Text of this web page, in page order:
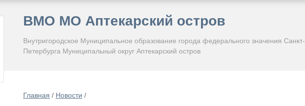
ВМО МО Аптекарский остров
Внутригородское Муниципальное образование города федерального значения Санкт-
Петербурга Муниципальный округ Аптекарский остров
Главная / Новости /